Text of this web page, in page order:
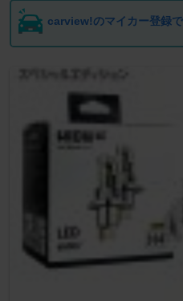
carview!のマイカー登録